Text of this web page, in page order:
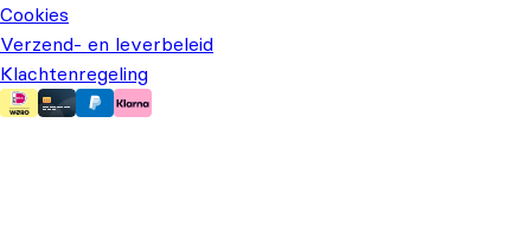
Cookies
Verzend- en leverbeleid
Klachtenregeling